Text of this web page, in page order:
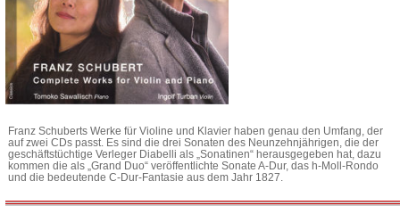
Franz Schuberts Werke für Violine und Klavier haben genau den Umfang, der
auf zwei CDs passt. Es sind die drei Sonaten des Neunzehnjährigen, die der
geschäftstüchtige Verleger Diabelli als „Sonatinen“ herausgegeben hat, dazu
kommen die als „Grand Duo“ veröffentlichte Sonate A-Dur, das h-Moll-Rondo
und die bedeutende C-Dur-Fantasie aus dem Jahr 1827.